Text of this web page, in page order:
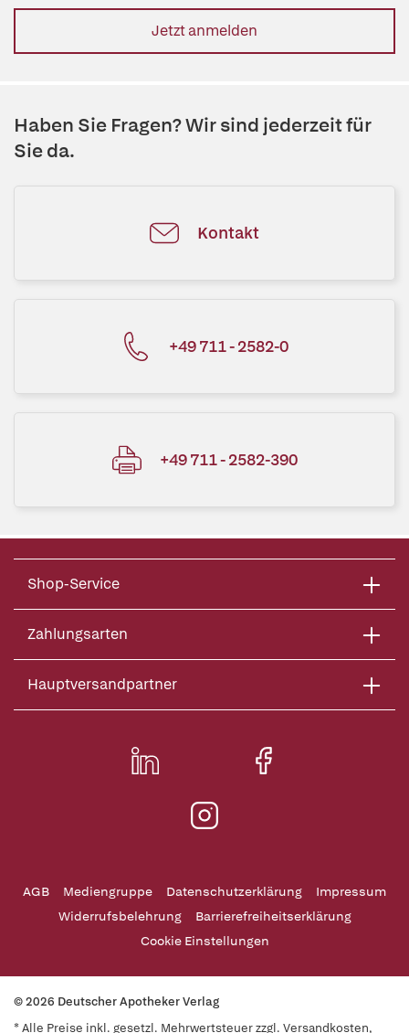
Jetzt anmelden
Haben Sie Fragen? Wir sind jederzeit für
Sie da.
Kontakt
+49 711 - 2582-0
+49 711 - 2582-390
Shop-Service
Zahlungsarten
Hauptversandpartner
AGB Mediengruppe Datenschutzerklärung
Impressum
Widerrufsbelehrung
Barrierefreiheitserklärung
Cookie Einstellungen
© 2026 Deutscher Apotheker Verlag
* Alle Preise inkl. gesetzl. Mehrwertsteuer zzgl. Versandkosten,